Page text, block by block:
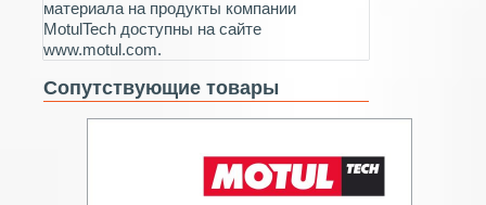
материала на продукты компании
MotulTech доступны на сайте
www.motul.com.
Сопутствующие товары